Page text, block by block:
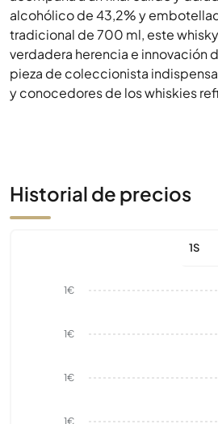
alcohólico de 43,2% y
tradicional de 700 ml, este
verdadera herencia e innovación
pieza de coleccionista
y conocedores de los whiskies
Historial de precios
1S
1€
1€
1€
1€